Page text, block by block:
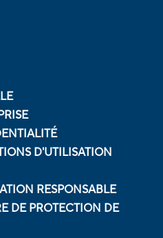
D'UTILISATION
RESPONSABLE
DE PROTECTION DE